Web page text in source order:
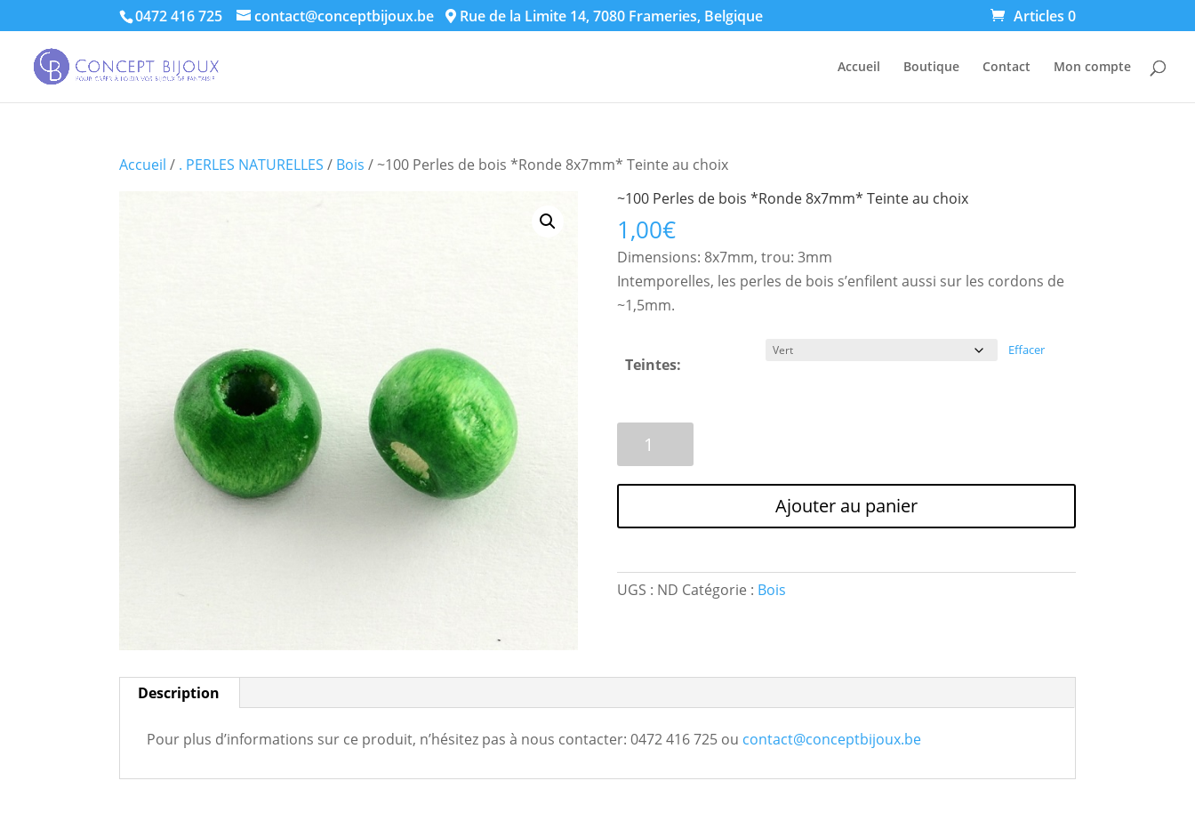
0472 416 725 contact@conceptbijoux.be Rue de la Limite 14, 7080 Frameries, Belgique Articles 0
Accueil Boutique Contact Mon compte
Accueil / . PERLES NATURELLES / Bois / ~100 Perles de bois *Ronde 8x7mm* Teinte au choix
~100 Perles de bois *Ronde 8x7mm* Teinte au choix
1,00€
Dimensions: 8x7mm, trou: 3mm
Intemporelles, les perles de bois s’enfilent aussi sur les cordons de
~1,5mm.
Teintes:
Effacer
~100
Perles
8x7mm*
Ajouter au panier
e
t
:
UGS : ND Catégorie : Bois
Description
Pour plus d’informations sur ce produit, n’hésitez pas à nous contacter: 0472 416 725 ou contact@conceptbijoux.be